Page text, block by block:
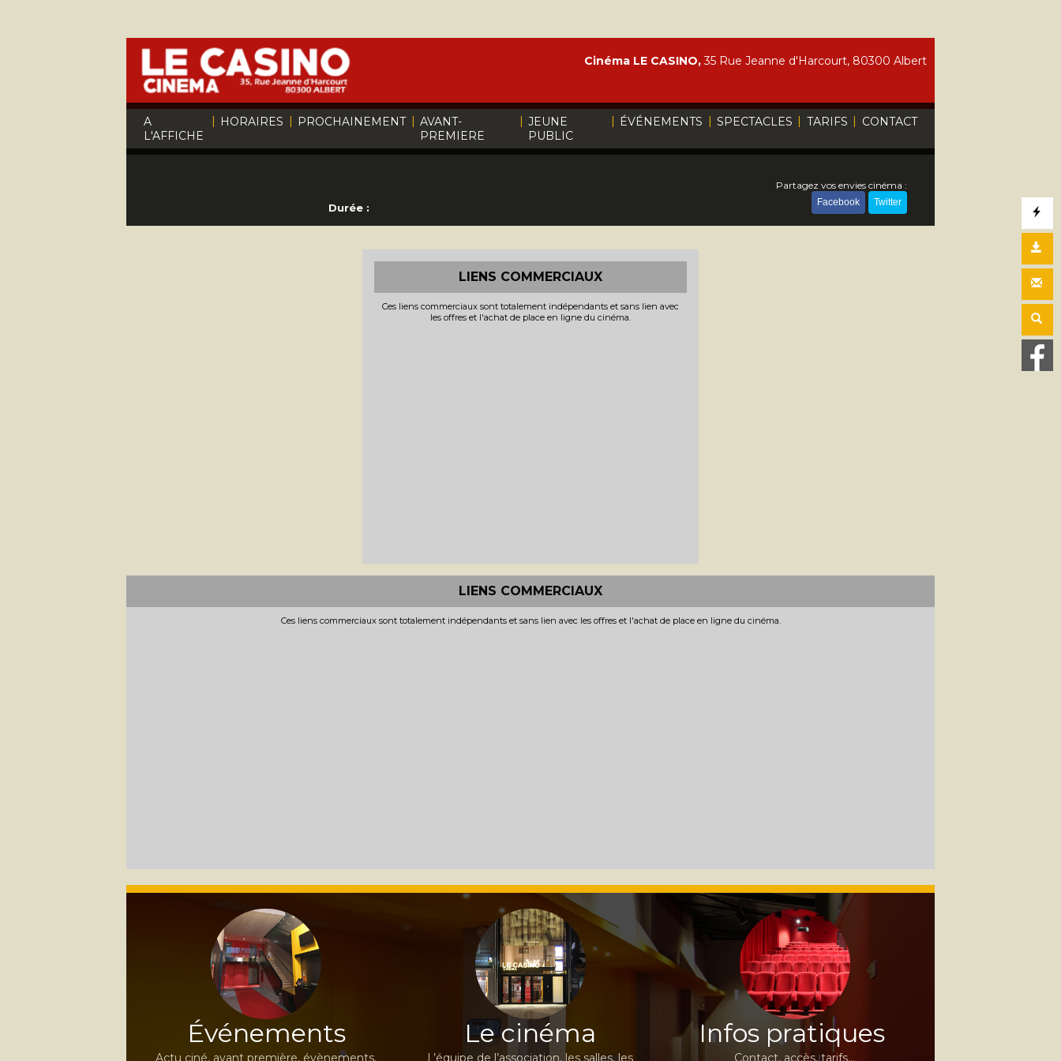
A
L'AFFICHE
| HORAIRES | PROCHAINEMENT | AVANT-
PREMIERE
| JEUNE
PUBLIC
| ÉVÉNEMENTS | SPECTACLES | TARIFS | CONTACT
Cinéma LE CASINO,35 Rue Jeanne d'Harcourt, 80300 Albert
Durée :
Partagez vos envies cinéma :
Facebook Twitter
LIENS COMMERCIAUX
Ces liens commerciaux sont totalement indépendants et sans lien avec
les offres et l'achat de place en ligne du cinéma.
LIENS COMMERCIAUX
Ces liens commerciaux sont totalement indépendants et sans lien avec les offres et l'achat de place en ligne du cinéma.
Événements
Actu ciné, avant première, évènements,
Le cinéma
L’équipe de l’association, les salles, les
Infos pratiques
Contact, accès, tarifs…